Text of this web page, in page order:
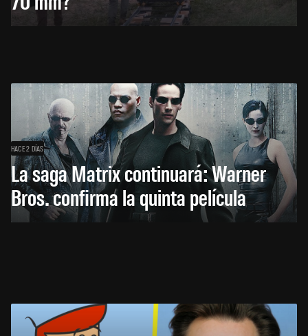
HACE 2 DÍAS
La saga Matrix continuará: Warner
Bros. confirma la quinta película